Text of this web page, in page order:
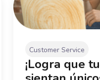
Customer Service
¡Logra que